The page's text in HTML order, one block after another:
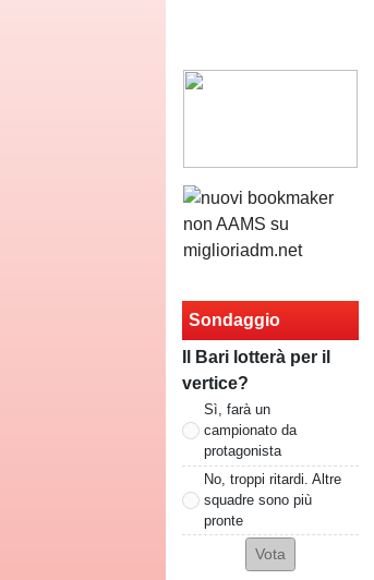
Sondaggio
Il Bari lotterà per il
vertice?
Sì, farà un
campionato da
protagonista
No, troppi ritardi. Altre
squadre sono più
pronte